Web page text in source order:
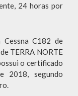
24 horas por
C182 de
TERRA NORTE
o certificado
2018, segundo